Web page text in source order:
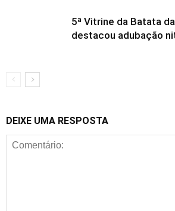
5ª Vitrine da Batata
destacou adubação
DEIXE UMA RESPOSTA